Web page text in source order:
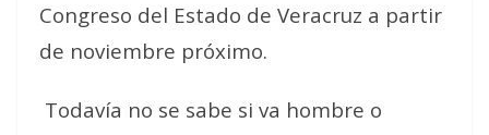
Congreso del Estado de Veracruz a partir
de noviembre próximo.
Todavía no se sabe si va hombre o